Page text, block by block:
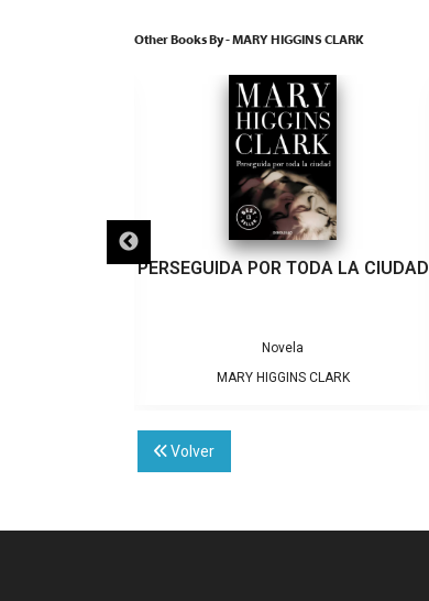
Other Books By - MARY HIGGINS CLARK
PERSEGUIDA POR TODA LA CIUDAD
Novela
MARY HIGGINS CLARK
Volver